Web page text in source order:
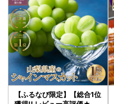
【ふるなび限定】【総合1位